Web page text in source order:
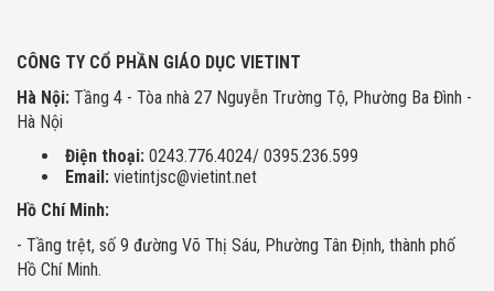
CÔNG TY CỔ PHẦN GIÁO DỤC VIETINT
Hà Nội: Tầng 4 - Tòa nhà 27 Nguyễn Trường Tộ, Phường Ba Đình -
Hà Nội
Điện thoại: 0243.776.4024/ 0395.236.599
Email: vietintjsc@vietint.net
Hồ Chí Minh:
- Tầng trệt, số 9 đường Võ Thị Sáu, Phường Tân Định, thành phố
Hồ Chí Minh.